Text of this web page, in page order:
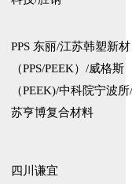
PPS 东丽/江苏韩塑新材
（PPS/PEEK）/威格斯
（PEEK)/中科院宁波
苏亨博复合材料
四川谦宜